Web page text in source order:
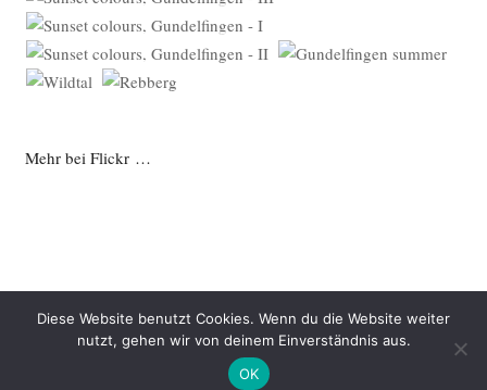
Mehr bei Flickr …
Datenschutzerklärung Mit Stolz präsentiert von WordPress
Diese Website benutzt Cookies. Wenn du die Website weiter
nutzt, gehen wir von deinem Einverständnis aus.
OK